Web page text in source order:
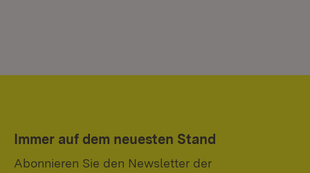
Immer auf dem neuesten Stand
Abonnieren Sie den Newsletter der